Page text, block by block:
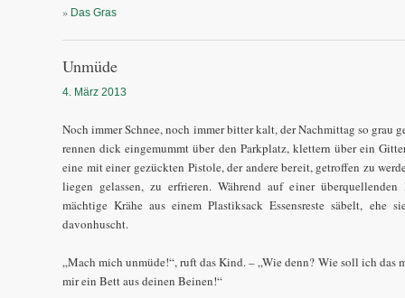
» Das Gras
Unmüde
4. März 2013
Noch immer Schnee, noch immer bitter kalt, der Nachmittag so grau
rennen dick eingemummt über den Parkplatz, klettern über ein
eine mit einer gezückten Pistole, der andere bereit, getroffen zu
liegen gelassen, zu erfrieren. Während auf einer
mächtige Krähe aus einem Plastiksack Essensreste säbelt, ehe
davonhuscht.
„Mach mich unmüde!“, ruft das Kind. – „Wie denn? Wie soll ich das
mir ein Bett aus deinen Beinen!“